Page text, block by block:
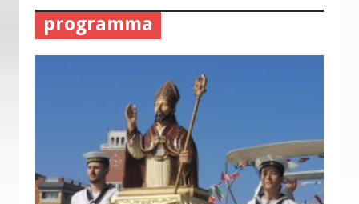
Montesilvano: “Tanta la devozione”
Torna la festa di Sant’Andrea:
“Chiediamogli di legarci al bene”
“Chiediamo al Signore di capire ciò che
è buono, giusto e santo per la nostra
vita”
Colletta pro Venezuela: aderisce
anche l’Arcidiocesi di Pescara-Penne
programma